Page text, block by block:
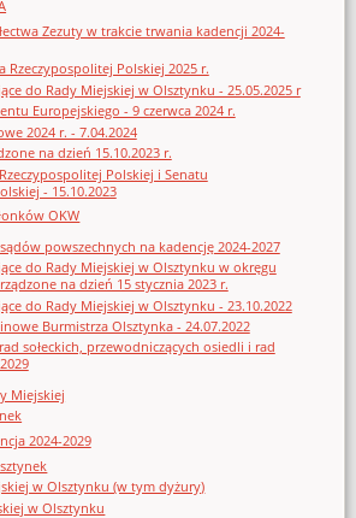
Zezuty w trakcie trwania kadencji 2024-
Rzeczypospolitej Polskiej 2025 r.
do Rady Miejskiej w Olsztynku - 25.05.2025 r
Europejskiego - 9 czerwca 2024 r.
2024 r. - 7.04.2024
na dzień 15.10.2023 r.
Polskiej i Senatu
- 15.10.2023
OKW
powszechnych na kadencję 2024-2027
do Rady Miejskiej w Olsztynku w okręgu
na dzień 15 stycznia 2023 r.
do Rady Miejskiej w Olsztynku - 23.10.2022
Burmistrza Olsztynka - 24.07.2022
sołeckich, przewodniczących osiedli i rad
Miejskiej
2024-2029
w Olsztynku (w tym dyżury)
w Olsztynku